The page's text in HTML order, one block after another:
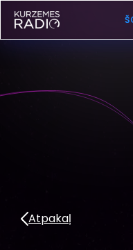
Atpakaļ